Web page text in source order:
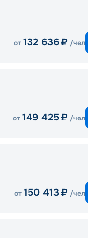
от 132 636 ₽ /чел
от 149 425 ₽ /чел
от 150 413 ₽ /чел